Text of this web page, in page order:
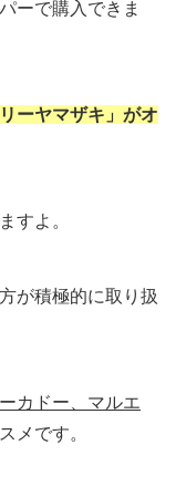
ーで購入できま
ーヤマザキ」がオ
すよ。
が積極的に取り扱
カドー、マルエ
メです。